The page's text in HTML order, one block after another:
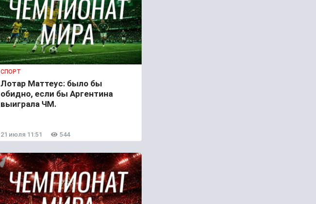
СПОРТ
Лотар Маттеус: было бы
обидно, если бы Аргентина
выиграла ЧМ.
21 июля 11:51 544